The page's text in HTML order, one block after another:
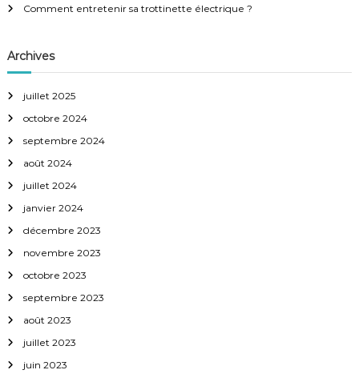
d
e
l
’
a
r
t
i
c
Comment entretenir sa trottinette électrique ?
Archives
juillet 2025
octobre 2024
septembre 2024
août 2024
juillet 2024
janvier 2024
décembre 2023
novembre 2023
octobre 2023
septembre 2023
août 2023
juillet 2023
juin 2023